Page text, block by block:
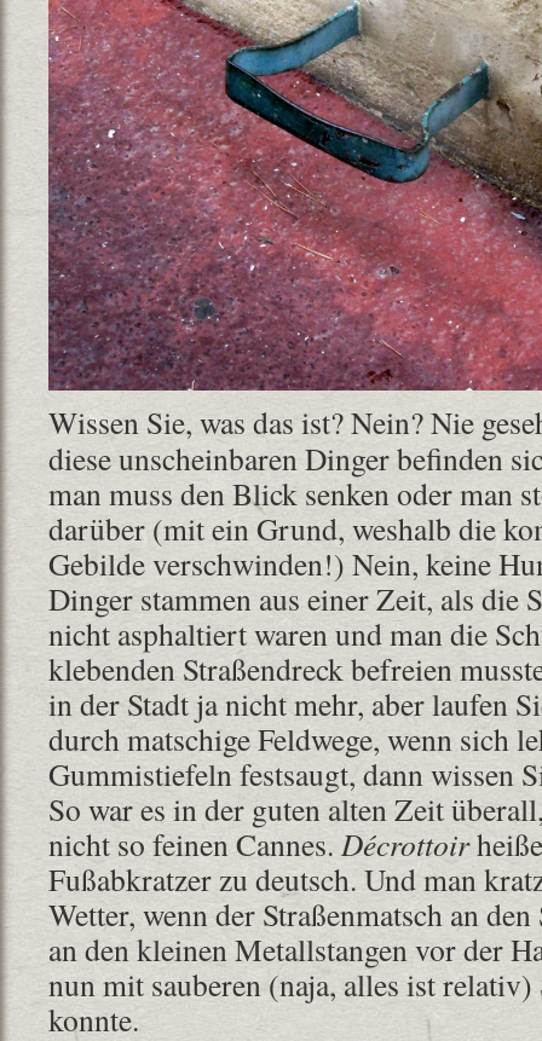
Wissen Sie, was das ist? Nein? Nie
diese unscheinbaren Dinger befinden
man muss den Blick senken oder man
darüber (mit ein Grund, weshalb die
Gebilde verschwinden!) Nein, keine
Dinger stammen aus einer Zeit, als die
nicht asphaltiert waren und man die
klebenden Straßendreck befreien
in der Stadt ja nicht mehr, aber laufen
durch matschige Feldwege, wenn sich
Gummistiefeln festsaugt, dann wissen
So war es in der guten alten Zeit
nicht so feinen Cannes. Décrottoir
Fußabkratzer zu deutsch. Und man
Wetter, wenn der Straßenmatsch an
an den kleinen Metallstangen vor der
nun mit sauberen (naja, alles ist
konnte.